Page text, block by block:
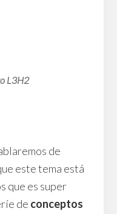
L3H2
de
este tema está
que es super
de conceptos